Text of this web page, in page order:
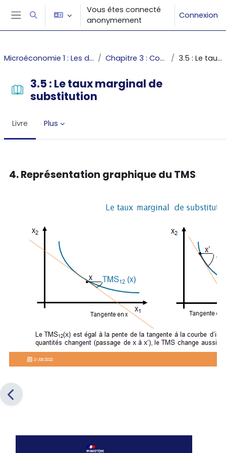
Passer au contenu principal
Panneau latéral
Activer/désactiver la saisie de recherche
Vous êtes connecté
anonymement
Connexion
Microéconomie 1 : Les décisions du producteur et du consommateur Chapitre 3 : Comment représenter les préférences 3.5 : Le taux marginal de substitution
3.5 : Le taux marginal de
substitution
Livre Plus
4. Représentation graphique du TMS